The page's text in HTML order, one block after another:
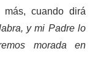
cuando dirá
y mi Padre lo
morada en